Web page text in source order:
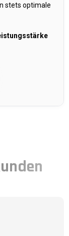
stets optimale